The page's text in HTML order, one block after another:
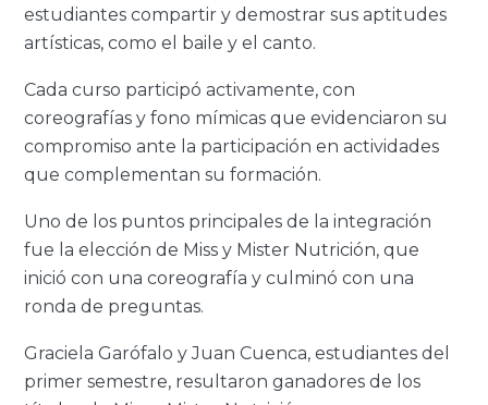
estudiantes compartir y demostrar sus aptitudes
artísticas, como el baile y el canto.
Cada curso participó activamente, con
coreografías y fono mímicas que evidenciaron su
compromiso ante la participación en actividades
que complementan su formación.
Uno de los puntos principales de la integración
fue la elección de Miss y Mister Nutrición, que
inició con una coreografía y culminó con una
ronda de preguntas.
Graciela Garófalo y Juan Cuenca, estudiantes del
primer semestre, resultaron ganadores de los